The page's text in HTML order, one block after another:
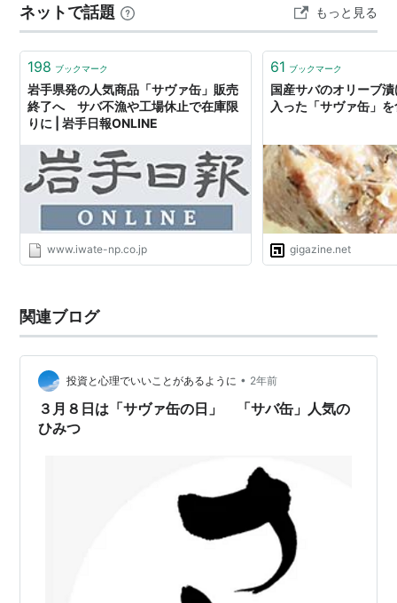
ネットで話題 もっと見る
198 ブックマーク
岩手県発の人気商品「サヴァ缶」販売
終了へ サバ不漁や工場休止で在庫限
りに | 岩手日報ONLINE
www.iwate-np.co.jp
61 ブックマーク
国産サバのオリーブ
入った「サヴァ缶」
gigazine.net
関連ブログ
投資と心理でいいことがあるように • 2年前
３月８日は「サヴァ缶の日」 「サバ缶」人気の
ひみつ